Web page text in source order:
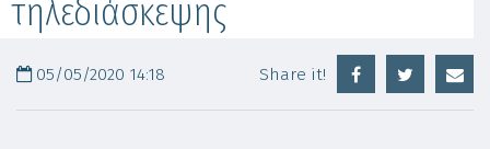
τηλεδιάσκεψης
05/05/2020 14:18 Share it!